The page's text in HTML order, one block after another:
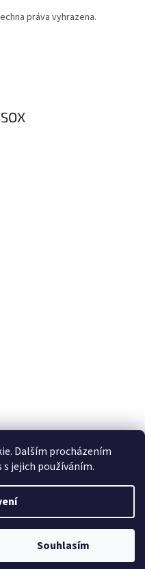
Dalším procházením
jejich používáním.
Souhlasím
práva vyhrazena.